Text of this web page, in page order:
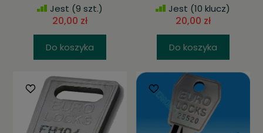
Jest (9 szt.)
20,00 zł
Do koszyka
Jest (10 klucz)
20,00 zł
Do koszyka